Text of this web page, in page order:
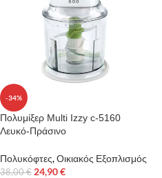
-34%
Πολυμίξερ Multi Izzy c-5160
Λευκό-Πράσινο
Πολυκόφτες,Οικιακός Εξοπλισμός
38,00€ 24,90€